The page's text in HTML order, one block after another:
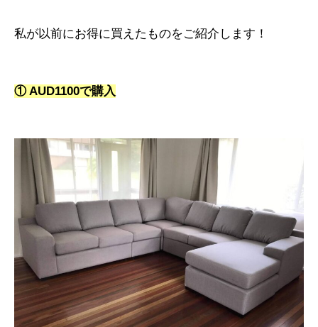
私が以前にお得に買えたものをご紹介します！
① AUD1100で購入